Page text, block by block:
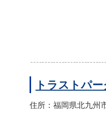
トラストパ
住所：福岡県北九州